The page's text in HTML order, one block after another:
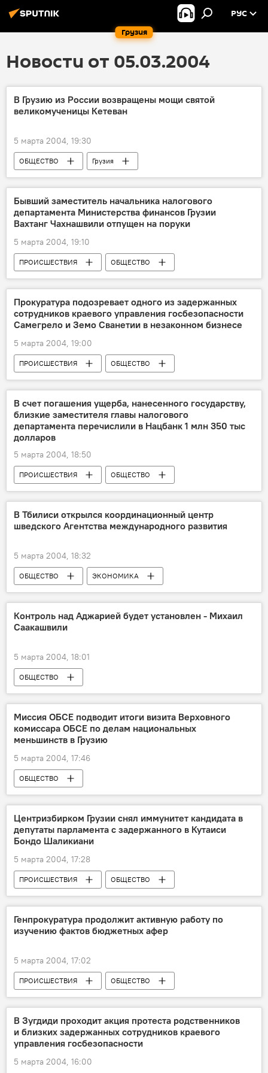
Грузия
РУС
Новости от 05.03.2004
В Грузию из России возвращены мощи святой
великомученицы Кетеван
5 марта 2004, 19:30
ОБЩЕСТВО Грузия
Бывший заместитель начальника налогового
департамента Министерства финансов Грузии
Вахтанг Чахнашвили отпущен на поруки
5 марта 2004, 19:10
ПРОИСШЕСТВИЯ
ОБЩЕСТВО
ЭКОНОМИКА
Прокуратура подозревает одного из задержанных
сотрудников краевого управления госбезопасности
Самегрело и Земо Сванетии в незаконном бизнесе
5 марта 2004, 19:00
ПРОИСШЕСТВИЯ ОБЩЕСТВО
В счет погашения ущерба, нанесенного государству,
близкие заместителя главы налогового
департамента перечислили в Нацбанк 1 млн 350 тыс
долларов
5 марта 2004, 18:50
ПРОИСШЕСТВИЯ
ОБЩЕСТВО
ЭКОНОМИКА
В Тбилиси открылся координационный центр
шведского Агентства международного развития
5 марта 2004, 18:32
ОБЩЕСТВО ЭКОНОМИКА
Контроль над Аджарией будет установлен - Михаил
Саакашвили
5 марта 2004, 18:01
ОБЩЕСТВО
Миссия ОБСЕ подводит итоги визита Верховного
комиссара ОБСЕ по делам национальных
меньшинств в Грузию
5 марта 2004, 17:46
ОБЩЕСТВО
Центризбирком Грузии снял иммунитет кандидата в
депутаты парламента с задержанного в Кутаиси
Бондо Шаликиани
5 марта 2004, 17:28
ПРОИСШЕСТВИЯ ОБЩЕСТВО
Генпрокуратура продолжит активную работу по
изучению фактов бюджетных афер
5 марта 2004, 17:02
ПРОИСШЕСТВИЯ ОБЩЕСТВО
В Зугдиди проходит акция протеста родственников
и близких задержанных сотрудников краевого
управления госбезопасности
5 марта 2004, 16:00